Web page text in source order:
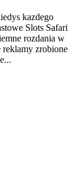
kazdego
Slots Safari
rozdania w
reklamy zrobione